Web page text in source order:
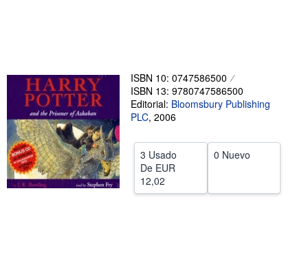
Vendedores
Comenzar a vender
Ayuda
CERRAR
ISBN 10: 0747586500
ISBN 13: 9780747586500
Editorial: Bloomsbury Publishing
PLC, 2006
3 Usado
De EUR
12,02
0 Nuevo